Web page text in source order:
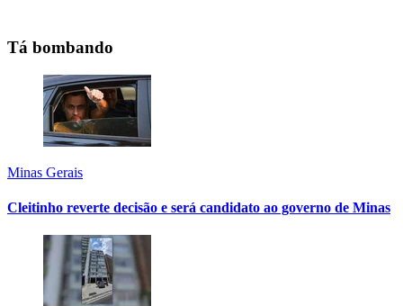
Tá bombando
Minas Gerais
Cleitinho reverte decisão e será candidato ao governo de Minas